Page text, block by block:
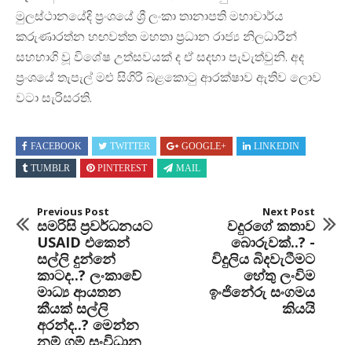
මුලස්ථානයේදි ප‍්‍රංශයේ ශ්‍රී ලංකා තානාපති මහාචාර්ය
කරුණාරත්න හඟවත්ත මහතා ප‍්‍රධාන රාජ්‍ය නිලධාරීන්
සහභාගි වූ විශේෂ උත්සවයක් ද ඒ සදහා පැවැත්වුනි. අද
ප‍්‍රංශයේ තැපැල් මළු සිගිරි බළකොටු ආරක්ෂාව ඇතිව ලොව
වටා සැරිසරති.
FACEBOOK TWITTER GOOGLE+
LINKEDIN
TUMBLR
PINTEREST MAIL
Previous Post
සමරිසි ප්‍රවර්ධනයට
USAID එකෙන්
සල්ලි දුන්නේ
කාටද..? ලංකාවේ
මාධ්‍ය ආයතන
කීයක් සල්ලි
අරන්ද..? මෙන්න
නම්,ගම් සංවිධාන
Next Post
වදුරගේ කතාව
බොරුවක්..? -
විදුලිය බිදවැටීමට
හේතු ලංවිම
ඉංජිනේරු සංගමය
කියයි